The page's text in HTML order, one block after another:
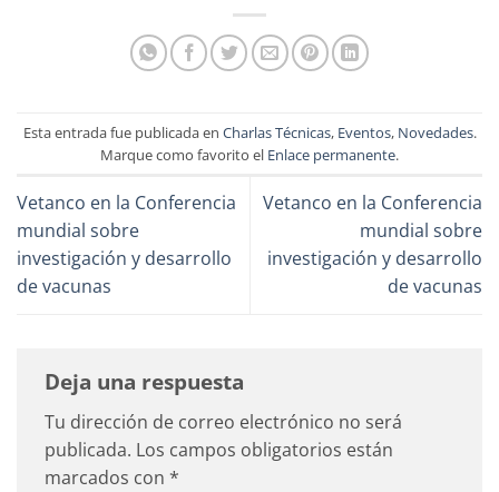
Esta entrada fue publicada en Charlas Técnicas, Eventos, Novedades.
Marque como favorito el Enlace permanente.
Vetanco en la Conferencia
mundial sobre
investigación y desarrollo
de vacunas
Vetanco en la Conferencia
mundial sobre
investigación y desarrollo
de vacunas
Deja una respuesta
Tu dirección de correo electrónico no será
publicada. Los campos obligatorios están
marcados con *